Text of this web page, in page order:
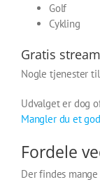
Golf
Cykling
Gratis
Nogle tjenester
Udvalget er dog
Mangler du et
Fordele
Der findes